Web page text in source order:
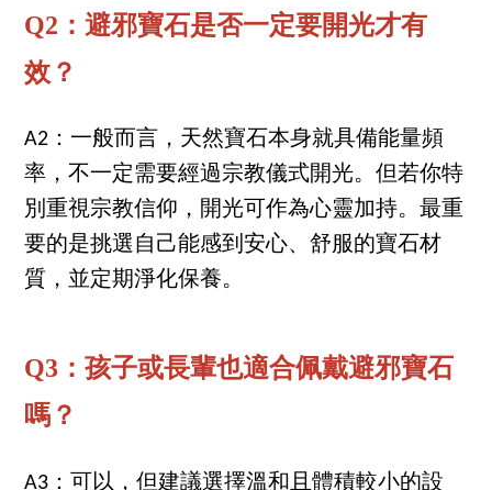
Q2：避邪寶石是否一定要開光才有
效？
A2：一般而言，天然寶石本身就具備能量頻
率，不一定需要經過宗教儀式開光。但若你特
別重視宗教信仰，開光可作為心靈加持。最重
要的是挑選自己能感到安心、舒服的寶石材
質，並定期淨化保養。
Q3：孩子或長輩也適合佩戴避邪寶石
嗎？
A3：可以，但建議選擇溫和且體積較小的設